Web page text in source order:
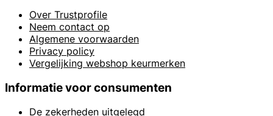
Over Trustprofile
Neem contact op
Algemene voorwaarden
Privacy policy
Vergelijking webshop keurmerken
Informatie voor consumenten
De zekerheden uitgelegd